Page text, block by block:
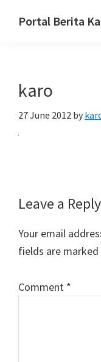
Portal Berita
Karo,
karo
27 June 2012 by
Reader
Interactions
Leave a Reply
Your email
fields are marked
Comment *